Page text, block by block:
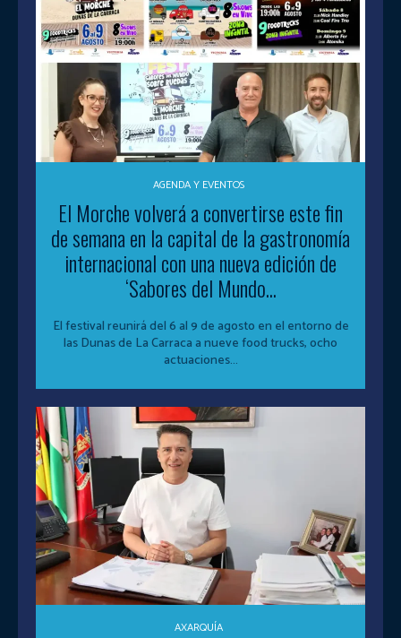
AGENDA Y EVENTOS
El Morche volverá a convertirse este fin
de semana en la capital de la gastronomía
internacional con una nueva edición de
‘Sabores del Mundo...
El festival reunirá del 6 al 9 de agosto en el entorno de
las Dunas de La Carraca a nueve food trucks, ocho
actuaciones...
AXARQUÍA